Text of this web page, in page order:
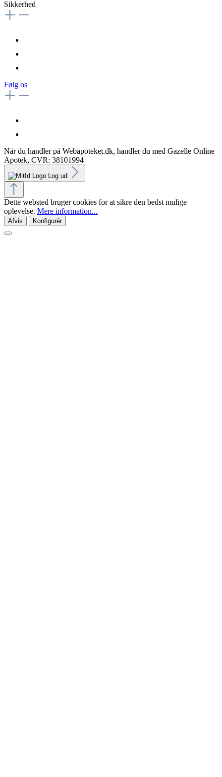
Sikkerhed
Følg os
Når du handler på Webapoteket.dk, handler du med Gazelle Online
Apotek, CVR: 38101994
Log ud
Dette websted bruger cookies for at sikre den bedst mulige
oplevelse. Mere information...
Afvis Konfigurér